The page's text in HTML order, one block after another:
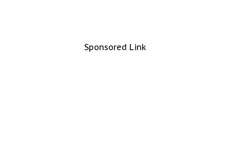
Sponsored Link